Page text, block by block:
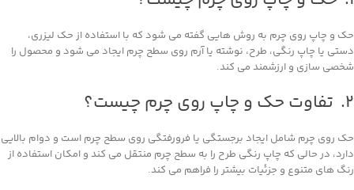
حک و چاپ روی چرم به روش‌ هایی گفته می ‌شود که با استفاده از حک لیزری،
دستی یا چاپ رنگی، طرح، نوشته یا آرم روی سطح چرم ایجاد می ‌شود و محصول را
شخصی‌ سازی و ارزشمند می ‌کند.
۲. تفاوت حک و چاپ روی چرم چیست؟
حک روی چرم شامل ایجاد برجستگی یا فرورفتگی روی سطح چرم است و دوام بالایی
دارد، در حالی که چاپ رنگی طرح را به سطح چرم منتقل می ‌کند و امکان استفاده از
رنگ‌ های متنوع و جزئیات بیشتر را فراهم می‌ کند.